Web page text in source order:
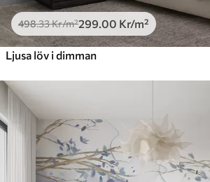
498.33Kr/m²299 .00 Kr/m²
Ljusa löv i dimman